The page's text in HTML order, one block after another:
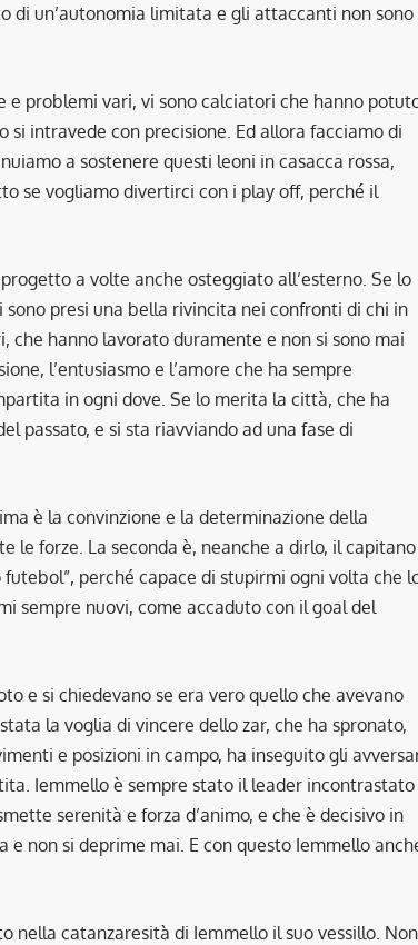
di un’autonomia limitata e gli attaccanti non sono
problemi vari, vi sono calciatori che hanno
intravede con precisione. Ed allora facciamo di
a sostenere questi leoni in casacca rossa,
se vogliamo divertirci con i play off, perché il
a volte anche osteggiato all’esterno. Se lo
presi una bella rivincita nei confronti di chi in
hanno lavorato duramente e non si sono mai
l’entusiasmo e l’amore che ha sempre
in ogni dove. Se lo merita la città, che ha
passato, e si sta riavviando ad una fase di
è la convinzione e la determinazione della
le forze. La seconda è, neanche a dirlo, il capitano
perché capace di stupirmi ogni volta che
sempre nuovi, come accaduto con il goal del
e si chiedevano se era vero quello che avevano
la voglia di vincere dello zar, che ha spronato,
e posizioni in campo, ha inseguito gli
Iemmello è sempre stato il leader incontrastato
serenità e forza d’animo, e che è decisivo in
non si deprime mai. E con questo Iemmello
nella catanzaresità di Iemmello il suo vessillo. Non